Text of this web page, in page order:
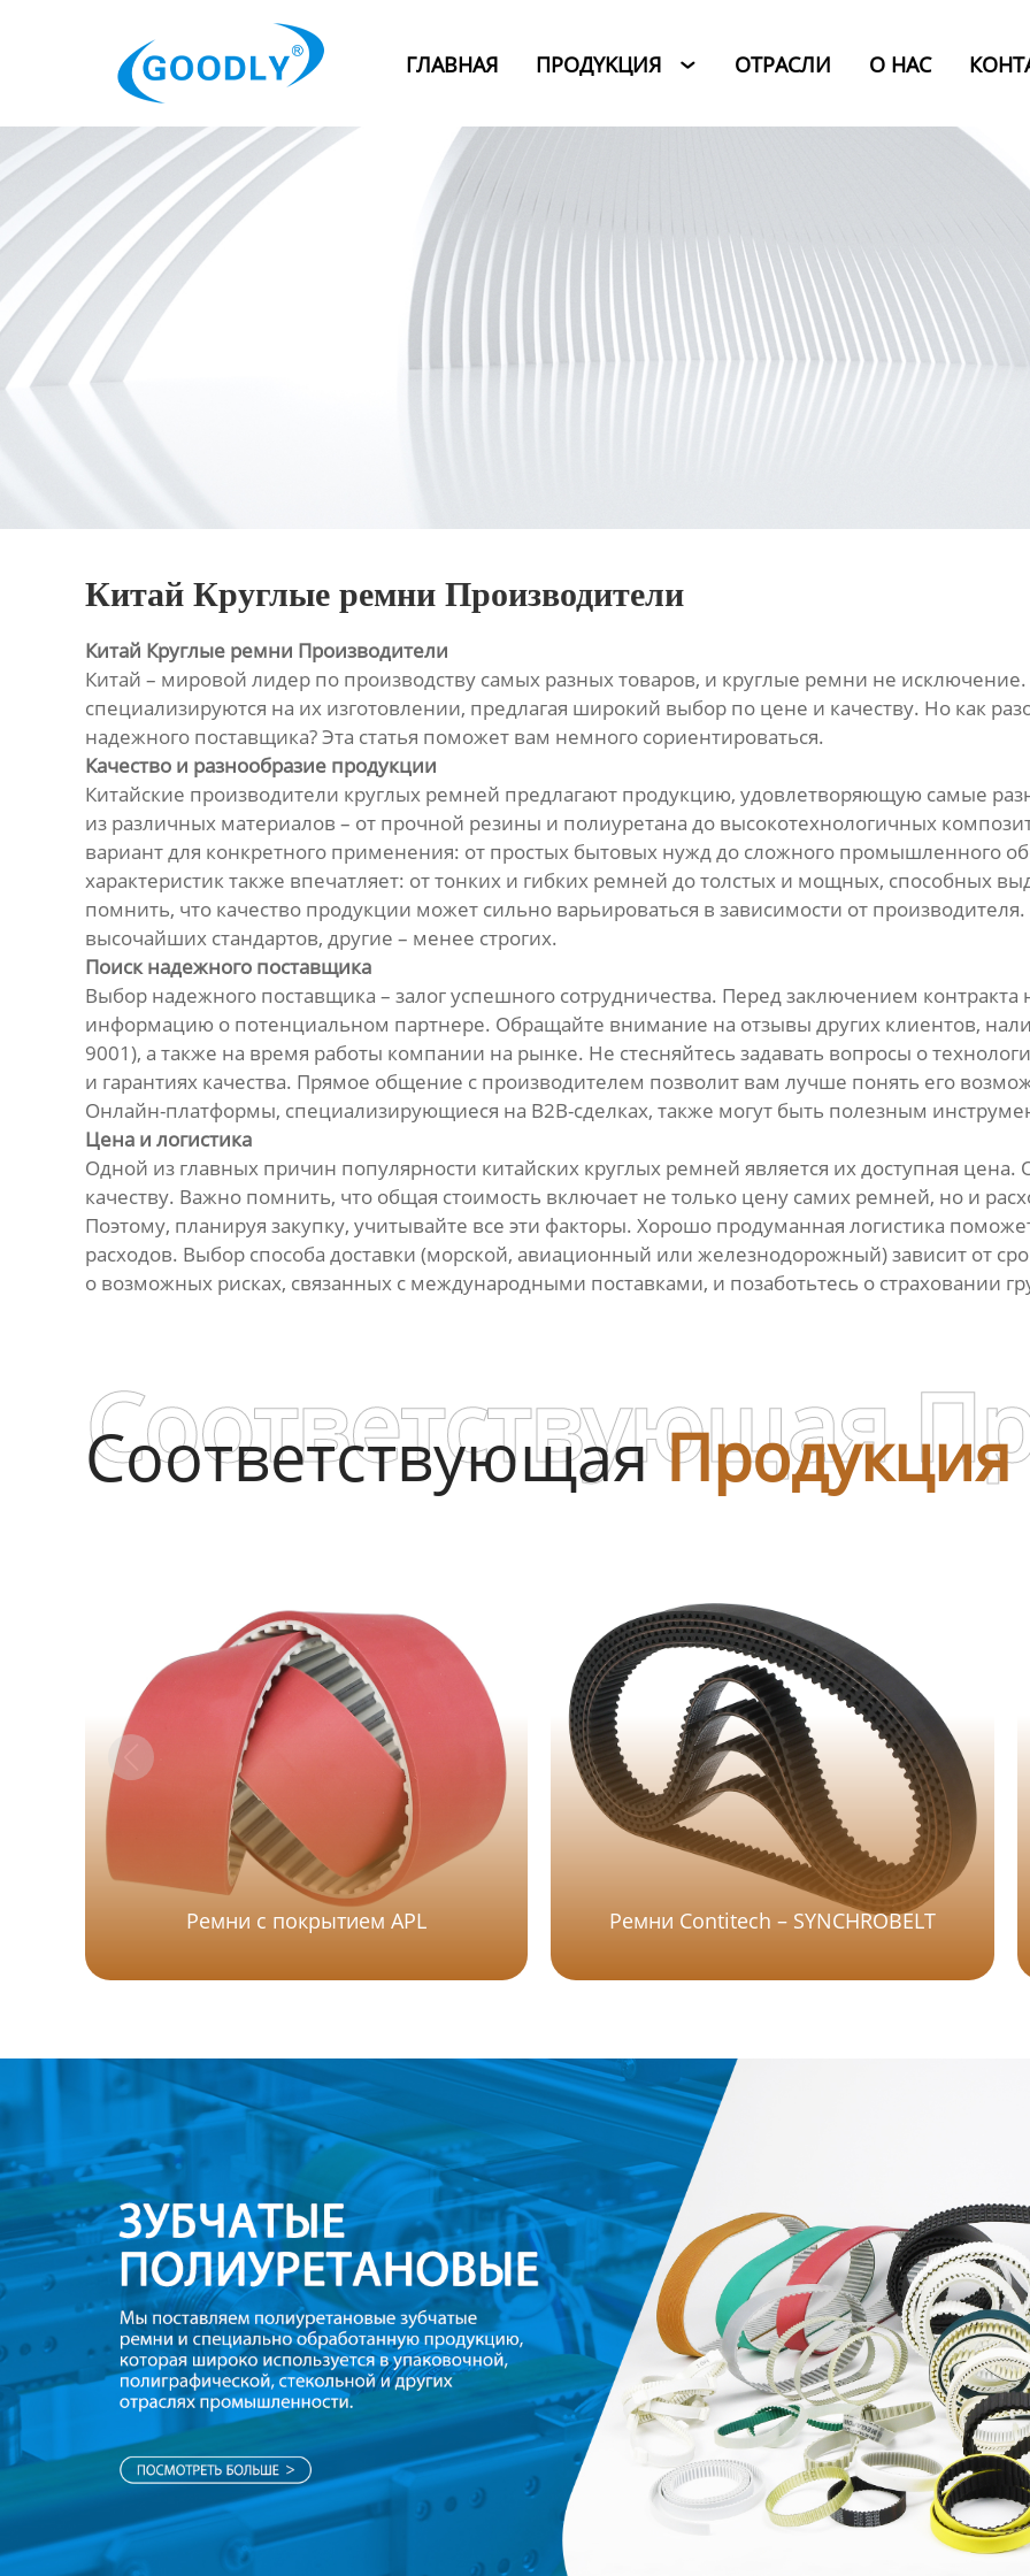
ГЛАВНАЯ ПРОДYKЦИЯ  ОТРАСЛИ O HAC
ОТРАСЛИ
Категория
Новости
Контакты
Китай Круглые ремни Производители
Китай Круглые ремни Производители
Китай – мировой лидер по производству самых разных товаров, и круглые ремни не
специализируются на их изготовлении, предлагая широкий выбор по цене и качеству. Но как
надежного поставщика? Эта статья поможет вам немного сориентироваться.
Качество и разнообразие продукции
Китайские производители круглых ремней предлагают продукцию, удовлетворяющую самые
из различных материалов – от прочной резины и полиуретана до высокотехнологичных
вариант для конкретного применения: от простых бытовых нужд до сложного промышленного
характеристик также впечатляет: от тонких и гибких ремней до толстых и мощных, способных
помнить, что качество продукции может сильно варьироваться в зависимости от
высочайших стандартов, другие – менее строгих.
Поиск надежного поставщика
Выбор надежного поставщика – залог успешного сотрудничества. Перед заключением
информацию о потенциальном партнере. Обращайте внимание на отзывы других клиентов,
9001), а также на время работы компании на рынке. Не стесняйтесь задавать вопросы о
и гарантиях качества. Прямое общение с производителем позволит вам лучше понять его
Онлайн-платформы, специализирующиеся на B2B-сделках, также могут быть полезным
Цена и логистика
Одной из главных причин популярности китайских круглых ремней является их доступная
качеству. Важно помнить, что общая стоимость включает не только цену самих ремней, но и
Поэтому, планируя закупку, учитывайте все эти факторы. Хорошо продуманная логистика
расходов. Выбор способа доставки (морской, авиационный или железнодорожный) зависит от
о возможных рисках, связанных с международными поставками, и позаботьтесь о страховании
СоответствующаяПродукция
Соответствующая
Ремни с покрытием APL Ремни Contitech – SYNCHROBELT